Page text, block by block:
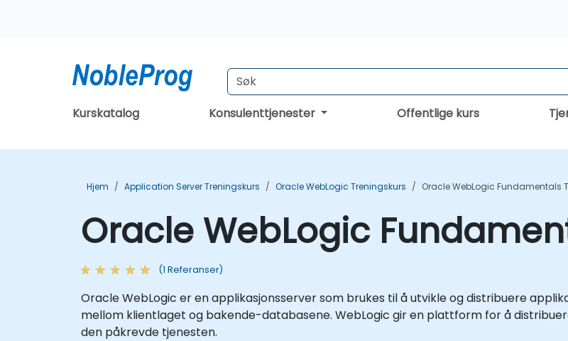
Kurskatalog Konsulenttjenester Offentlige kurs
Hjem Application Server Treningskurs Oracle WebLogic Treningskurs Oracle WebLogic Fundamentals
Oracle WebLogic
(1 Referanser)
Oracle WebLogic er en applikasjonsserver som brukes til å utvikle og distribuere
mellom klientlaget og bakende-databasene. WebLogic gir en plattform for å
den påkrevde tjenesten.